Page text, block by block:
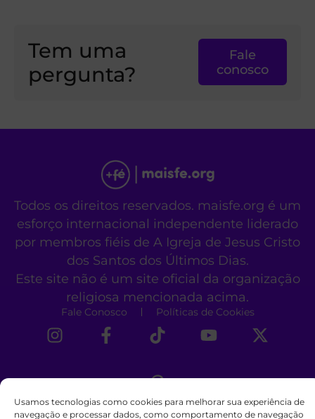
Usamos tecnologias como cookies para melhorar sua experiência de
navegação e processar dados, como comportamento de navegação
Tem uma
pergunta?
Fale
conosco
Todos os direitos reservados. maisfe.org é um
esforço internacional independente liderado
por membros fiéis de A Igreja de Jesus Cristo
dos Santos dos Últimos Dias.
Este site não é um site oficial da organização
religiosa mencionada acima.
Fale Conosco Políticas de Cookies